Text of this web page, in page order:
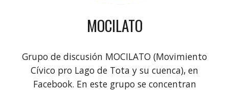
MOCILATO
Grupo de discusión MOCILATO (Movimiento
Cívico pro Lago de Tota y su cuenca), en
Facebook. En este grupo se concentran